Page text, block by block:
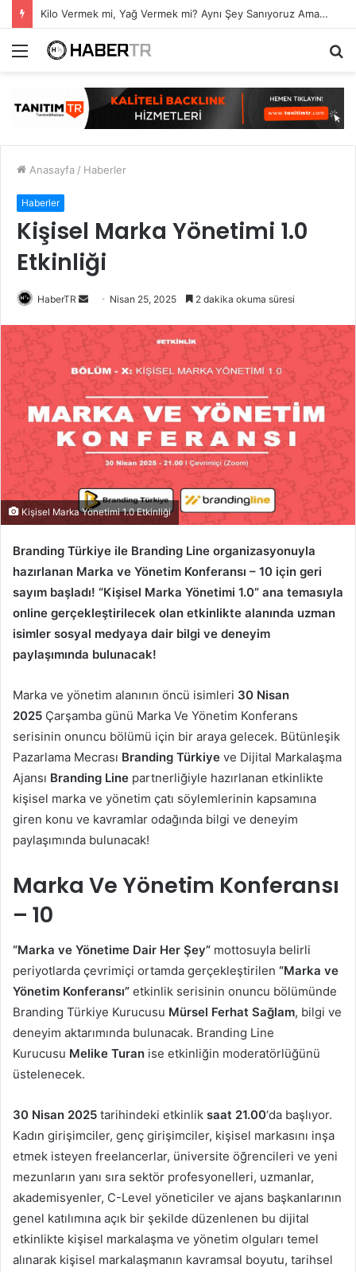
Kilo Vermek mi, Yağ Vermek mi? Aynı Şey Sanıyoruz Ama Değil!
Menü
Anasayfa / Haberler
Haberler
Kişisel Marka Yönetimi 1.0
Etkinliği
HaberTR
Bir
posta
Nisan 25, 2025 2 dakika okuma süresi
Kişisel Marka Yönetimi 1.0 Etkinliği
Branding Türkiye ile Branding Line organizasyonuyla
hazırlanan Marka ve Yönetim Konferansı – 10 için geri
sayım başladı! “Kişisel Marka Yönetimi 1.0” ana temasıyla
online gerçekleştirilecek olan etkinlikte alanında uzman
isimler sosyal medyaya dair bilgi ve deneyim
paylaşımında bulunacak!
Marka ve yönetim alanının öncü isimleri 30 Nisan
2025 Çarşamba günü Marka Ve Yönetim Konferans
serisinin onuncu bölümü için bir araya gelecek. Bütünleşik
Pazarlama Mecrası Branding Türkiye ve Dijital Markalaşma
Ajansı Branding Line partnerliğiyle hazırlanan etkinlikte
kişisel marka ve yönetim çatı söylemlerinin kapsamına
giren konu ve kavramlar odağında bilgi ve deneyim
paylaşımında bulunacak!
Marka Ve Yönetim Konferansı
– 10
“Marka ve Yönetime Dair Her Şey” mottosuyla belirli
periyotlarda çevrimiçi ortamda gerçekleştirilen “Marka ve
Yönetim Konferansı” etkinlik serisinin onuncu bölümünde
Branding Türkiye Kurucusu Mürsel Ferhat Sağlam, bilgi ve
deneyim aktarımında bulunacak. Branding Line
Kurucusu Melike Turan ise etkinliğin moderatörlüğünü
üstelenecek.
30 Nisan 2025 tarihindeki etkinlik saat 21.00‘da başlıyor.
Kadın girişimciler, genç girişimciler, kişisel markasını inşa
etmek isteyen freelancerlar, üniversite öğrencileri ve yeni
mezunların yanı sıra sektör profesyonelleri, uzmanlar,
akademisyenler, C-Level yöneticiler ve ajans başkanlarının
genel katılımına açık bir şekilde düzenlenen bu dijital
etkinlikte kişisel markalaşma ve yönetim olguları temel
alınarak kişisel markalaşmanın kavramsal boyutu, tarihsel